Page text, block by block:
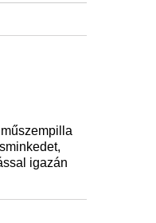
igazán